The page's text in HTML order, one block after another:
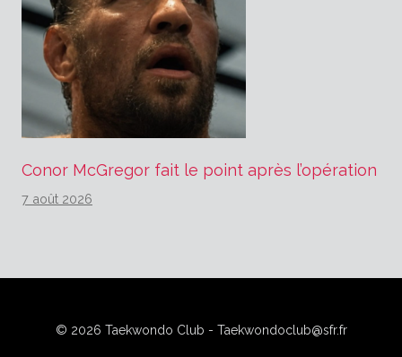
Conor McGregor fait le point après l’opération
7 août 2026
© 2026 Taekwondo Club - Taekwondoclub@sfr.fr